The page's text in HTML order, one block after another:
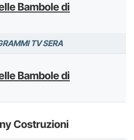
Bambole di
TV SERA
Bambole di
Costruzioni